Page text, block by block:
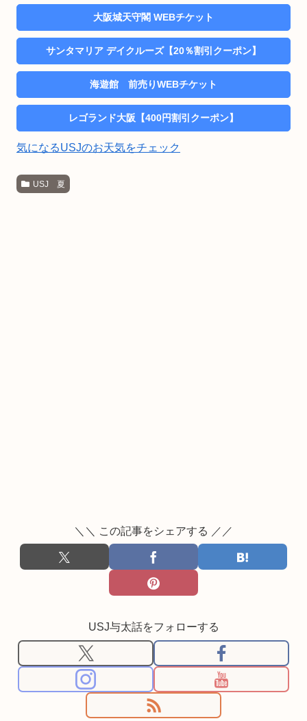
大阪城天守閣 WEBチケット
サンタマリア デイクルーズ【20％割引クーポン】
海遊館 前売りWEBチケット
レゴランド大阪【400円割引クーポン】
気になるUSJのお天気をチェック
USJ 夏
＼＼ この記事をシェアする ／／
USJ与太話をフォローする